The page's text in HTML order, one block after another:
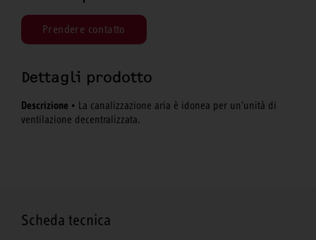
Prendere contatto
Dettagli prodotto
Descrizione • La canalizzazione aria è idonea per un'unità di
ventilazione decentralizzata.
Scheda tecnica